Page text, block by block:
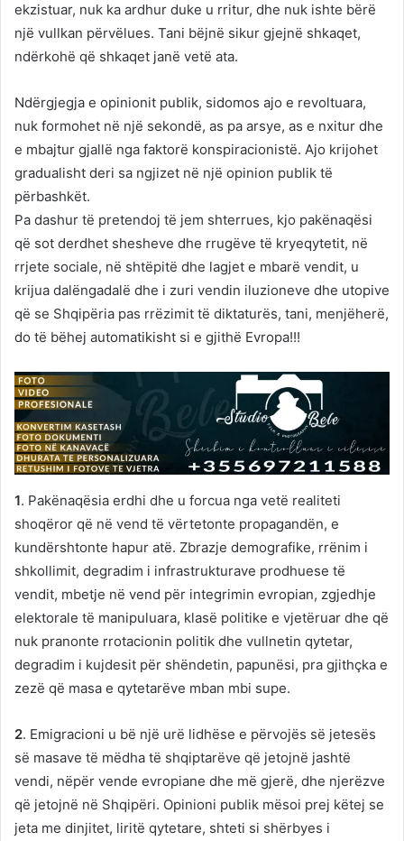
ekzistuar, nuk ka ardhur duke u rritur, dhe nuk ishte bërë
një vullkan përvëlues. Tani bëjnë sikur gjejnë shkaqet,
ndërkohë që shkaqet janë vetë ata.
Ndërgjegja e opinionit publik, sidomos ajo e revoltuara,
nuk formohet në një sekondë, as pa arsye, as e nxitur dhe
e mbajtur gjallë nga faktorë konspiracionistë. Ajo krijohet
gradualisht deri sa ngjizet në një opinion publik të
përbashkët.
Pa dashur të pretendoj të jem shterrues, kjo pakënaqësi
që sot derdhet shesheve dhe rrugëve të kryeqytetit, në
rrjete sociale, në shtëpitë dhe lagjet e mbarë vendit, u
krijua dalëngadalë dhe i zuri vendin iluzioneve dhe utopive
që se Shqipëria pas rrëzimit të diktaturës, tani, menjëherë,
do të bëhej automatikisht si e gjithë Evropa!!!
1. Pakënaqësia erdhi dhe u forcua nga vetë realiteti
shoqëror që në vend të vërtetonte propagandën, e
kundërshtonte hapur atë. Zbrazje demografike, rrënim i
shkollimit, degradim i infrastrukturave prodhuese të
vendit, mbetje në vend për integrimin evropian, zgjedhje
elektorale të manipuluara, klasë politike e vjetëruar dhe që
nuk pranonte rrotacionin politik dhe vullnetin qytetar,
degradim i kujdesit për shëndetin, papunësi, pra gjithçka e
zezë që masa e qytetarëve mban mbi supe.
2. Emigracioni u bë një urë lidhëse e përvojës së jetesës
së masave të mëdha të shqiptarëve që jetojnë jashtë
vendi, nëpër vende evropiane dhe më gjerë, dhe njerëzve
që jetojnë në Shqipëri. Opinioni publik mësoi prej këtej se
jeta me dinjitet, liritë qytetare, shteti si shërbyes i